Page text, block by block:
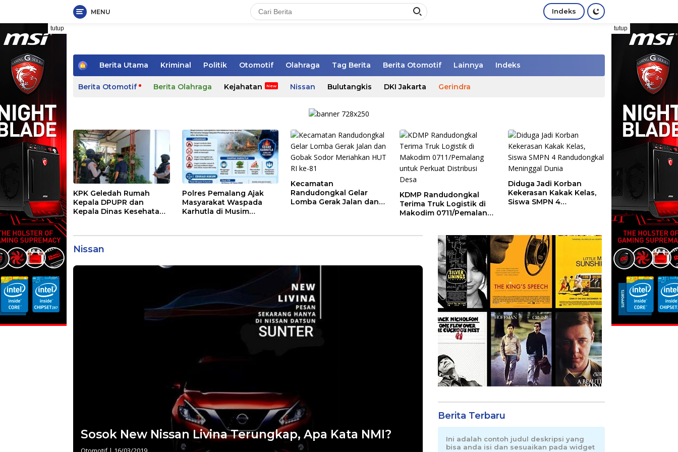
ke
MENU Indeks
tutup tutup
H
m
e
Berita Utama Kriminal Politik Otomotif Olahraga Tag Berita Berita Otomotif Lainnya Indeks
Berita Otomotif Berita Olahraga Kejahatan Nissan Bulutangkis DKI Jakarta Gerindra
KPK Geledah Rumah
Kepala DPUPR dan
Kepala Dinas Kesehatan
Polres Pemalang Ajak
Masyarakat Waspada
Karhutla di Musim
Kecamatan
Randudongkal Gelar
Lomba Gerak Jalan dan
KDMP Randudongkal
Terima Truk Logistik di
Makodim 0711/Pemalang
Diduga Jadi Korban
Kekerasan Kakak Kelas,
Siswa SMPN 4
Nissan
Sosok New Nissan Livina Terungkap, Apa Kata NMI?
Berita Terbaru
Ini adalah contoh judul deskripsi yang
bisa anda isi dan sesuaikan pada widget